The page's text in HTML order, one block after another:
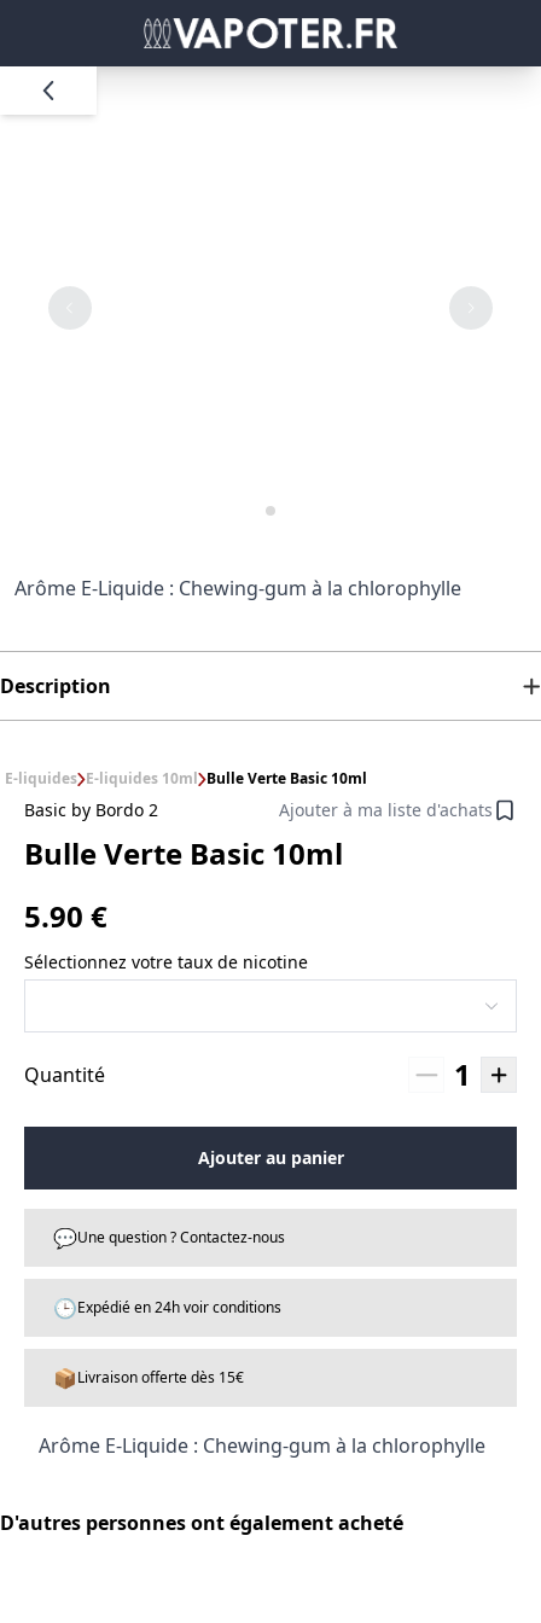
Arôme E-Liquide : Chewing-gum à la chlorophylle
Description
E-liquides E-liquides 10ml Bulle Verte Basic 10ml
Basic by Bordo 2 Ajouter à ma liste d'achats
Bulle Verte Basic 10ml
5.90 €
Sélectionnez votre taux de nicotine
Quantité 1
Ajouter au panier
💬Une question ? Contactez-nous
🕒Expédié en 24h voir conditions
📦Livraison offerte dès 15€
Arôme E-Liquide : Chewing-gum à la chlorophylle
D'autres personnes ont également acheté